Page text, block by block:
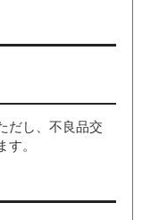
だし、不良品交
。